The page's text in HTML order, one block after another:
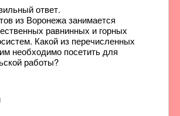
ответ.
из Воронежа занимается
равнинных и горных
Какой из перечисленных
необходимо посетить для
работы?